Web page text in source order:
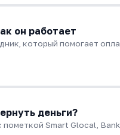
он работает
который помогает
деньги?
Smart Glocal,